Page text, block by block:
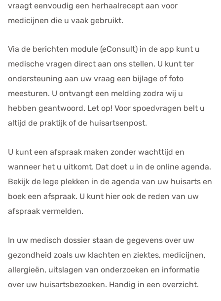
vraagt eenvoudig een herhaalrecept aan voor
medicijnen die u vaak gebruikt.
Via de berichten module (eConsult) in de app kunt u
medische vragen direct aan ons stellen. U kunt ter
ondersteuning aan uw vraag een bijlage of foto
meesturen. U ontvangt een melding zodra wij u
hebben geantwoord. Let op! Voor spoedvragen belt u
altijd de praktijk of de huisartsenpost.
U kunt een afspraak maken zonder wachttijd en
wanneer het u uitkomt. Dat doet u in de online agenda.
Bekijk de lege plekken in de agenda van uw huisarts en
boek een afspraak. U kunt hier ook de reden van uw
afspraak vermelden.
In uw medisch dossier staan de gegevens over uw
gezondheid zoals uw klachten en ziektes, medicijnen,
allergieën, uitslagen van onderzoeken en informatie
over uw huisartsbezoeken. Handig in een overzicht.